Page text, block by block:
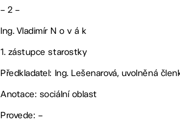
– 2 –
Ing. Vladimír N o v á k
1. zástupce starostky
Předkladatel: Ing. Lešenarová, uvolněná
Anotace: sociální oblast
Provede: –